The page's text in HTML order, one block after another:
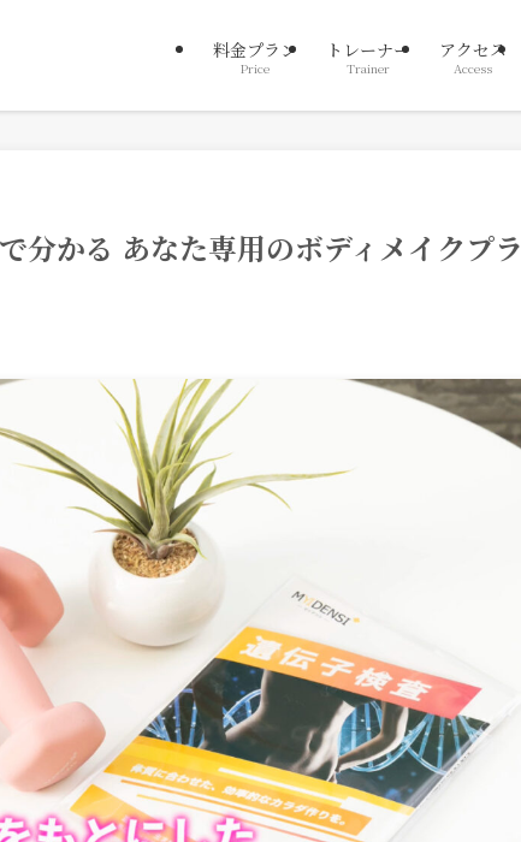
料金プラン
Price
トレーナー
Trainer
アクセス
Access
分かる あなた専用のボディメイクプラ